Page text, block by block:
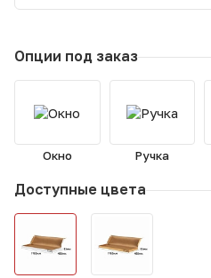
Опции под заказ
Окно Ручка
Доступные цвета